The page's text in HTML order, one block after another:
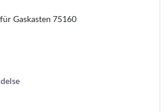
Gaskasten 75160